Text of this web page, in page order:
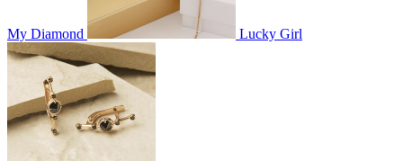
My Diamond Lucky Girl